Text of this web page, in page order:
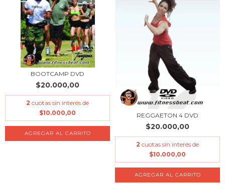
BOOTCAMP DVD
$20.000,00
2 cuotas sin interés de
$10.000,00
REGGAETON 4 DVD
$20.000,00
2 cuotas sin interés de
$10.000,00